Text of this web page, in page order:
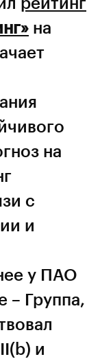
на
на
с
и
у ПАО
– Группа,
и